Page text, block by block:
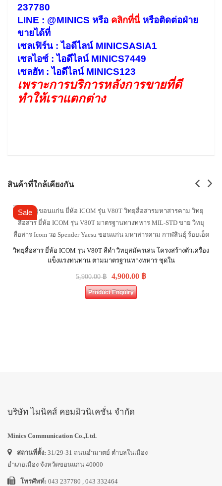
237780
LINE : @MINICS หรือ คลิกที่นี่ หรือติดต่อฝ่าย
ขายได้ที่
เซลเฟิร์น : ไอดีไลน์ MINICSASIA1
เซลไอซ์ : ไอดีไลน์ MINICS7449
เซลฮัท : ไอดีไลน์ MINICS123
เพราะการบริการหลังการขายที่ดี
ทำให้เราแตกต่าง
สินค้าที่ใกล้เคียงกัน
Sale
วิทยุสื่อสาร ยี่ห้อ ICOM รุ่น V80T สีดำ วิทยุสมัครเล่น โครงสร้างตัวเครื่อง
แข็งแรงทนทาน ตามมาตรฐานทางทหาร ชุดใน
5,900.00฿ 4,900.00 ฿
Product Enquiry
บริษัท ไมนิคส์ คอมมิวนิเคชั่น จำกัด
Minics Communication Co.,Ltd.
สถานที่ตั้ง: 31/29-31 ถนนอำมาตย์ ตำบลในเมือง
อำเภอเมือง จังหวัดขอนแก่น 40000
โทรศัพท์: 043 237780 , 043 332464